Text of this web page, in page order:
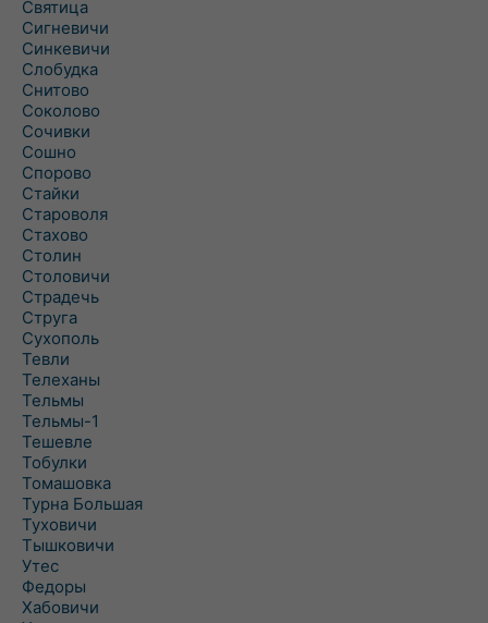
Святица
Сигневичи
Синкевичи
Слобудка
Снитово
Соколово
Сочивки
Сошно
Спорово
Стайки
Староволя
Стахово
Столин
Столовичи
Страдечь
Струга
Сухополь
Тевли
Телеханы
Тельмы
Тельмы-1
Тешевле
Тобулки
Томашовка
Турна Большая
Туховичи
Тышковичи
Утес
Федоры
Хабовичи